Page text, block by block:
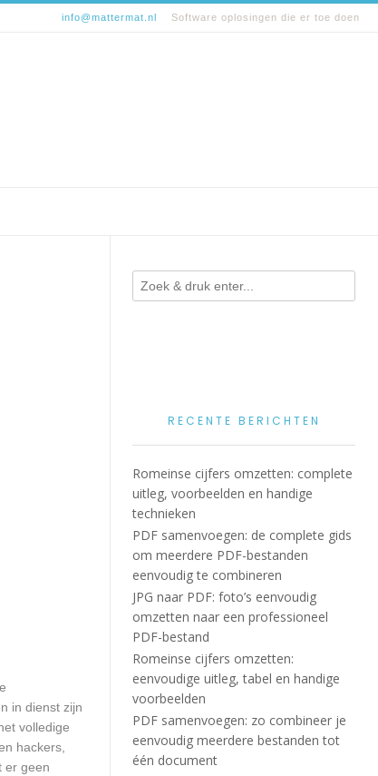
info@mattermat.nl Software oplosingen die er toe doen
in dienst zijn
volledige
hackers,
er geen
RECENTE BERICHTEN
Romeinse cijfers omzetten: complete
uitleg, voorbeelden en handige
technieken
PDF samenvoegen: de complete gids
om meerdere PDF-bestanden
eenvoudig te combineren
JPG naar PDF: foto’s eenvoudig
omzetten naar een professioneel
PDF-bestand
Romeinse cijfers omzetten:
eenvoudige uitleg, tabel en handige
voorbeelden
PDF samenvoegen: zo combineer je
eenvoudig meerdere bestanden tot
één document